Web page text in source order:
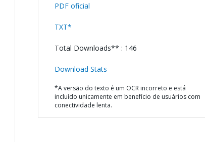
PDF oficial
TXT*
Total Downloads** : 146
Download Stats
*A versão do texto é um OCR incorreto e está
incluído unicamente em benefício de usuários com
conectividade lenta.